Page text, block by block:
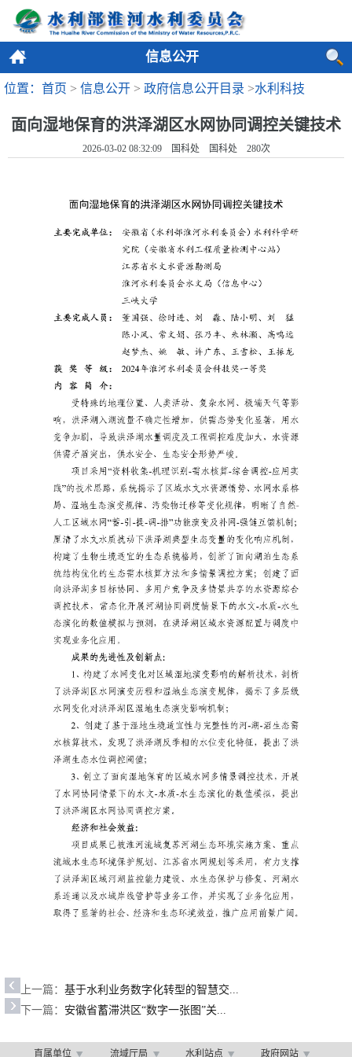
信息公开
位置：首页 > 信息公开 > 政府信息公开目录 >水利科技
面向湿地保育的洪泽湖区水网协同调控关键技术
2026-03-02 08:32:09 国科处 国科处 280次
上一篇： 基于水利业务数字化转型的智慧交...
下一篇： 安徽省蓄滞洪区“数字一张图”关...
直属单位 流域厅局 水利站点 政府网站